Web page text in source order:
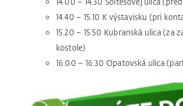
14.40 – 15.10 K výstavisku (pri
15.20 – 15.50 Kubranská ulica (za
kostole)
16.00 – 16.30 Opatovská ulica